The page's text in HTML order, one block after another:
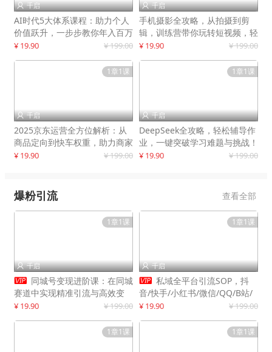
 千启
AI时代5大体系课程：助力个人
价值跃升，一步步教你年入百万
¥ 19.90 ¥ 199.00
 千启
手机摄影全攻略，从拍摄到剪
辑，训练营带你玩转短视频，轻
松拍大片
¥ 19.90 ¥ 199.00
1章1课
 千启
2025京东运营全方位解析：从
商品定向到快车权重，助力商家
打造爆款商品
¥ 19.90 ¥ 199.00
1章1课
 千启
DeepSeek全攻略，轻松辅导作
业，一键突破学习难题与挑战！
¥ 19.90 ¥ 199.00
爆粉引流 查看全部
1章1课
 千启
 同城号变现进阶课：在同城
赛道中实现精准引流与高效变
现，单店月引流成交额提升50%
¥ 19.90 ¥ 199.00
1章1课
 千启
 私域全平台引流SOP，抖
音/快手/小红书/微信/QQ/B站/
闲鱼等，技术合集，高效转化公
¥ 19.90 ¥ 199.00
1章1课 1章1课